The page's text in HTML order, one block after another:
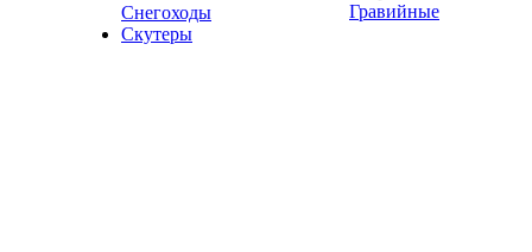
Снегоходы
Скутеры
Гравийные